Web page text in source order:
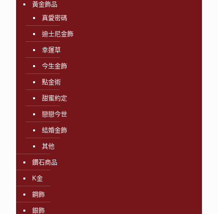
黃金飾品
真愛密碼
迪士尼金飾
幸運草
今生金飾
點金術
甜蜜約定
戀戀今世
結婚金飾
其他
鑽石商品
K金
鋼飾
銀飾